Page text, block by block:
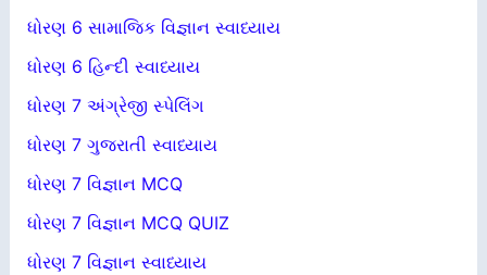
ધોરણ 6 સામાજિક વિજ્ઞાન સ્વાધ્યાય
ધોરણ 6 હિન્દી સ્વાધ્યાય
ધોરણ 7 અંગ્રેજી સ્પેલિંગ
ધોરણ 7 ગુજરાતી સ્વાધ્યાય
ધોરણ 7 વિજ્ઞાન MCQ
ધોરણ 7 વિજ્ઞાન MCQ QUIZ
ધોરણ 7 વિજ્ઞાન સ્વાધ્યાય